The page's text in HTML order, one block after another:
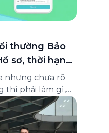
thường Bảo
sơ, thời hạn
nhưng chưa rõ
thì phải làm gì,
nhận bảo hiểm
hợp đầy đủ các
quy trình bồi